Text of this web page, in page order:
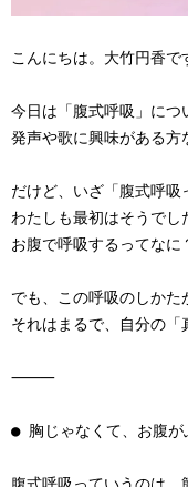
こんにちは。大竹円香で
今日は「腹式呼吸」につ
発声や歌に興味がある
だけど、いざ「腹式呼
わたしも最初はそうでし
お腹で呼吸するってな
でも、この呼吸のしか
それはまるで、自分の「
⸻
● 胸じゃなくて、お腹が
腹式呼吸っていうのは